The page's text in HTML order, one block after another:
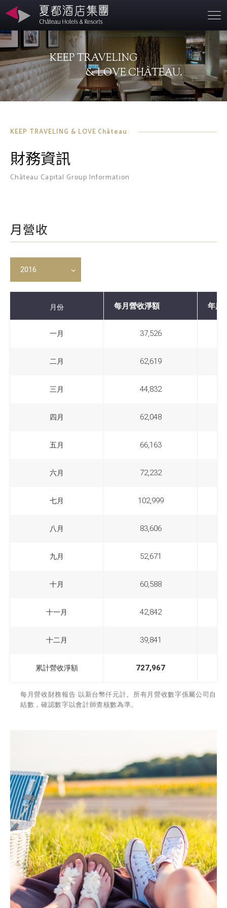
KEEP TRAVELING
& LOVE CHÂTEAU.
KEEP TRAVELING & LOVE Château.
財務資訊
Château Capital Group Information
月營收
2016
每月營收淨額 年度
一月 37,526
二月 62,619
三月 44,832
四月 62,048
五月 66,163
六月 72,232
七月 102,999
八月 83,606
九月 52,671
十月 60,588
十一月 42,842
十二月 39,841
累計營收淨額 727,967
月份
一月
二月
三月
四月
五月
六月
七月
八月
九月
十月
十一月
十二月
累計營收淨額
每月營收財務報告 以新台幣仟元計。所有月營收數字係屬公司自
結數，確認數字以會計師查核數為準。
営業拠点
会社概要
持続可能な発展
お問合せ先